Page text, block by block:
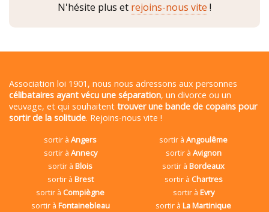
N'hésite plus et rejoins-nous vite !
Association loi 1901, nous nous adressons aux personnes
célibataires ayant vécu une séparation, un divorce ou un
veuvage, et qui souhaitent trouver une bande de copains pour
sortir de la solitude. Rejoins-nous vite !
sortir àAngers sortir àAngoulême
sortir à Annecy sortir à Avignon
sortir àBlois sortir àBordeaux
sortir à Brest sortir à Chartres
sortir à Compiègne sortir à Evry
sortir à Fontainebleau sortir àLa Martinique